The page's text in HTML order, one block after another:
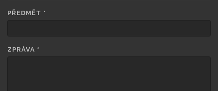
PŘEDMĚT *
ZPRÁVA *